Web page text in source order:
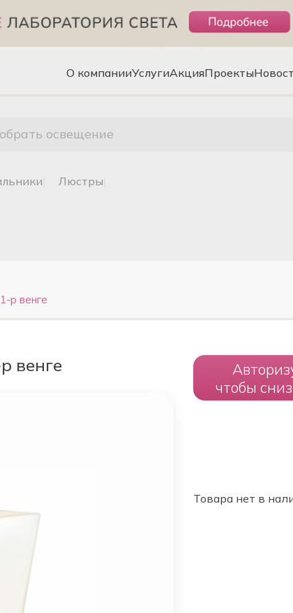
О компанииУслугиАкцияПроекты
освещение
люстры
р венге
венге
чтобы
Товара нет в